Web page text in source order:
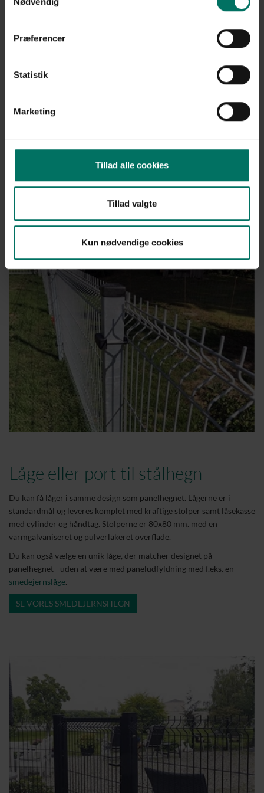
Præferencer
Statistik
Marketing
Tillad alle cookies
Tillad valgte
Kun nødvendige cookies
efter specialmål.
Låge eller port til stålhegn
Du kan få låger i samme design som panelhegnet. Lågerne er i
standardmål og leveres komplet med kraftige stolper samt låsekasse
med cylinder og håndtag. Stolperne er 80x80 mm. med en
varmgalvaniseret og pulverlakeret overflade.
Du kan også vælge en unik låge, der matcher designet på
panelhegnet - uden at være med paneludfyldning med f.eks. en
smedejernslåge.
SE VORES SMEDEJERNSHEGN